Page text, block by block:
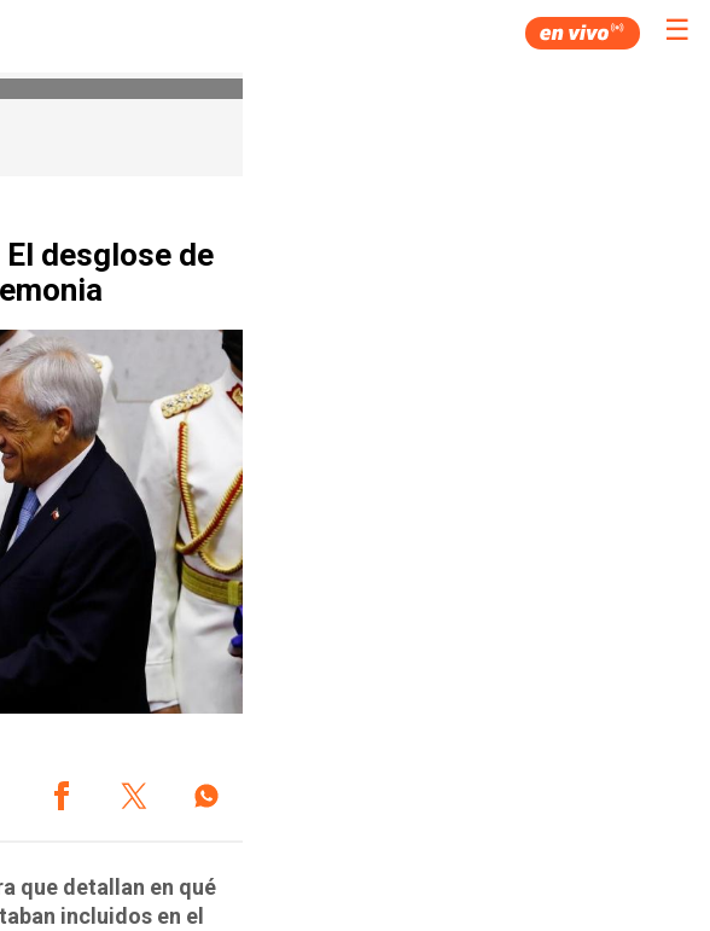
☰
desglose de
que detallan en qué
incluidos en el